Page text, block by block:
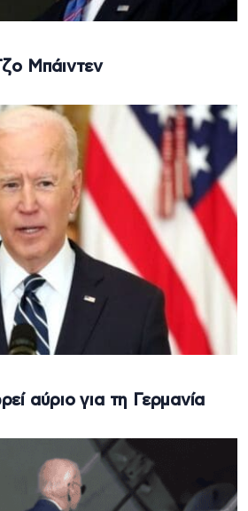
Μπάιντεν
αύριο για τη Γερμανία